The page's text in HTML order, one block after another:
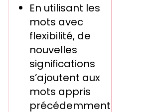
En utilisant les
mots avec
flexibilité, de
nouvelles
significations
s’ajoutent aux
mots appris
précédemment